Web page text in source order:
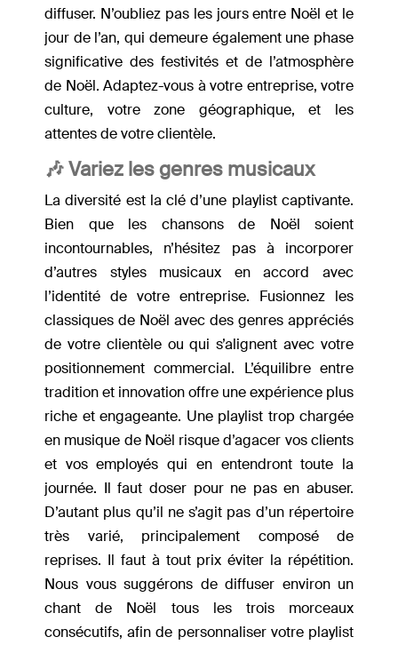
diffuser. N’oubliez pas les jours entre Noël et le
jour de l’an, qui demeure également une phase
significative des festivités et de l’atmosphère
de Noël. Adaptez-vous à votre entreprise, votre
culture, votre zone géographique, et les
attentes de votre clientèle.
🎶 Variez les genres musicaux
La diversité est la clé d’une playlist captivante.
Bien que les chansons de Noël soient
incontournables, n’hésitez pas à incorporer
d’autres styles musicaux en accord avec
l’identité de votre entreprise. Fusionnez les
classiques de Noël avec des genres appréciés
de votre clientèle ou qui s’alignent avec votre
positionnement commercial. L’équilibre entre
tradition et innovation offre une expérience plus
riche et engageante. Une playlist trop chargée
en musique de Noël risque d’agacer vos clients
et vos employés qui en entendront toute la
journée. Il faut doser pour ne pas en abuser.
D’autant plus qu’il ne s’agit pas d’un répertoire
très varié, principalement composé de
reprises. Il faut à tout prix éviter la répétition.
Nous vous suggérons de diffuser environ un
chant de Noël tous les trois morceaux
consécutifs, afin de personnaliser votre playlist